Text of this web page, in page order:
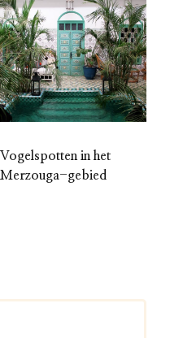
Vogelspotten in het
Merzouga-gebied